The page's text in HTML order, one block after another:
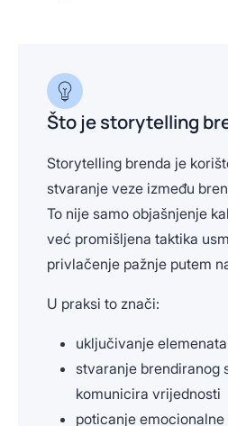
Što je storytelling
Storytelling brenda je
stvaranje veze između
To nije samo objašnjenje
već promišljena taktika
privlačenje pažnje putem
U praksi to znači:
uključivanje
stvaranje brendiranog
komunicira vrijednosti
poticanje